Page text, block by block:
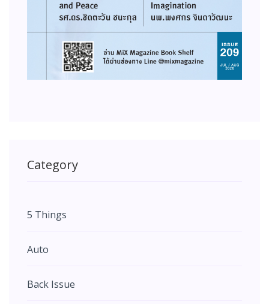
Category
5 Things
Auto
Back Issue